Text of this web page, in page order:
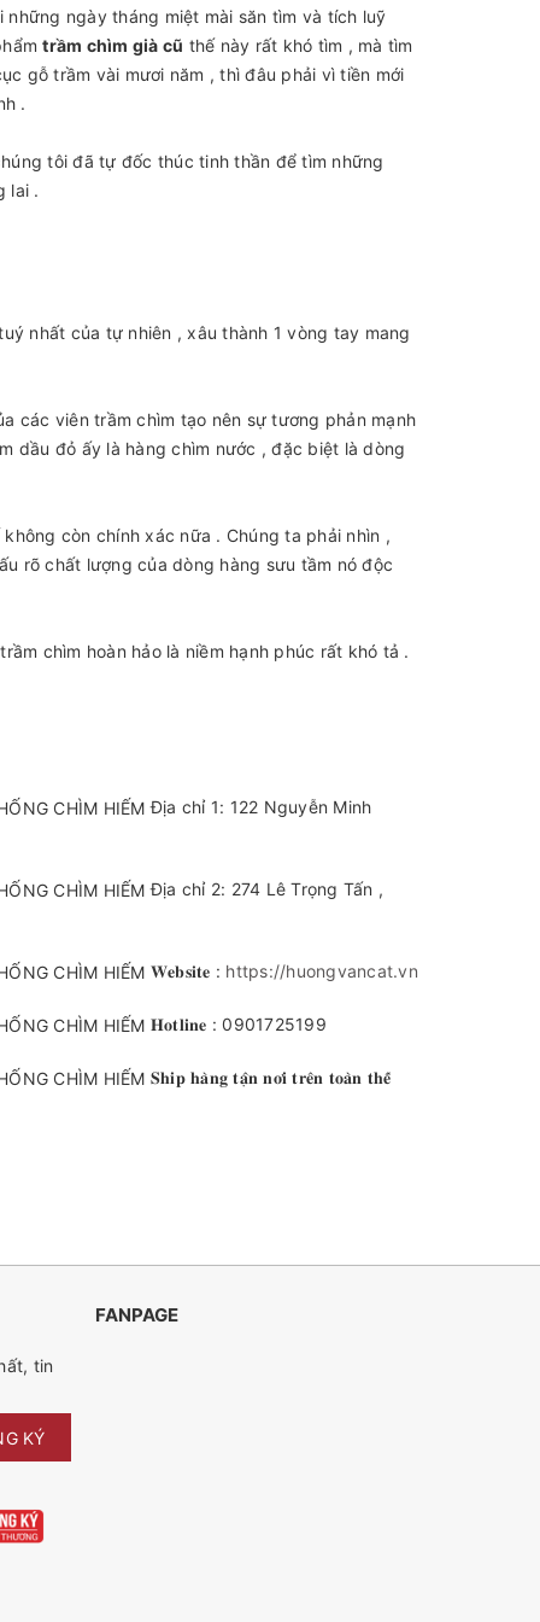
ngày tháng miệt mài săn tìm và tích luỹ
trầm chìm già cũ thế này rất khó tìm , mà tìm
gỗ trầm vài mươi năm , thì đâu phải vì tiền mới
.
tôi đã tự đốc thúc tinh thần để tìm những
lai .
nhất của tự nhiên , xâu thành 1 vòng tay mang
các viên trầm chìm tạo nên sự tương phản mạnh
dầu đỏ ấy là hàng chìm nước , đặc biệt là dòng
còn chính xác nữa . Chúng ta phải nhìn ,
rõ chất lượng của dòng hàng sưu tầm nó độc
chìm hoàn hảo là niềm hạnh phúc rất khó tả .
Địa chỉ 1: 122 Nguyễn Minh
Địa chỉ 2: 274 Lê Trọng Tấn ,
𝐖𝐞𝐛𝐬𝐢𝐭𝐞 : https://huongvancat.vn
𝐇𝐨𝐭𝐥𝐢𝐧𝐞 : 0901725199
𝐒𝐡𝐢𝐩 𝐡𝐚̀𝐧𝐠 𝐭𝐚̣̂𝐧 𝐧𝐨̛𝐢 𝐭𝐫𝐞̂𝐧 𝐭𝐨𝐚̀𝐧 𝐭𝐡𝐞̂́
tin
KÝ
FANPAGE